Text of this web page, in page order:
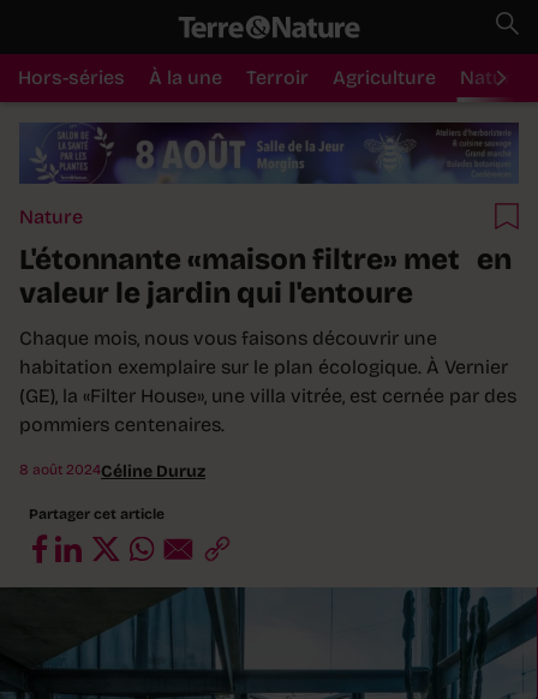
Hors-séries À la une Terroir Agriculture Nature
Nature
L'étonnante «maison filtre» met en
valeur le jardin qui l'entoure
Chaque mois, nous vous faisons découvrir une
habitation exemplaire sur le plan écologique. À Vernier
(GE), la «Filter House», une villa vitrée, est cernée par des
pommiers centenaires.
8 août 2024Céline Duruz
Partager cet article